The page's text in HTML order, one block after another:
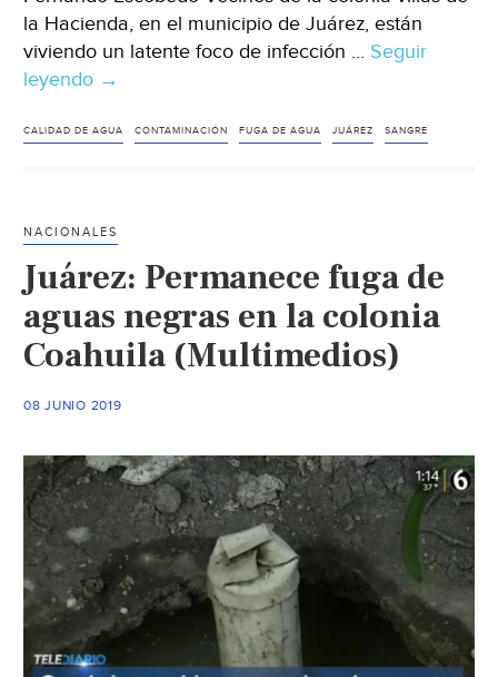
la Hacienda, en el municipio de Juárez, están
viviendo un latente foco de infección … Seguir
leyendo Reportan
de
en
Juárez,
(Info7)
→
CALIDAD DE AGUA CONTAMINACIÓN FUGA DE AGUA JUÁREZ SANGRE
NACIONALES
Juárez: Permanece fuga de
aguas negras en la colonia
Coahuila (Multimedios)
08 JUNIO 2019